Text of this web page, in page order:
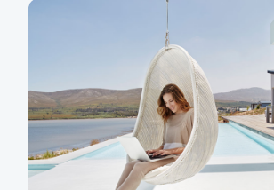
Exkluzivní informace od
Zajímá vás, jak se bude vyvíjet
období a jak může ovlivnit vaše
nové ekonomické výhledy, které
Martin Gürtler, senior ekonom